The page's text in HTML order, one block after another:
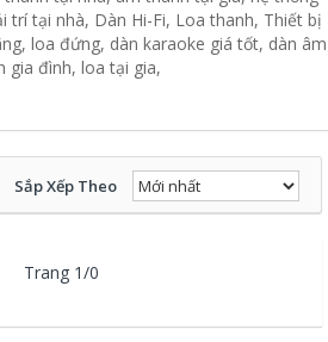
trí tại nhà, Dàn Hi-Fi, Loa thanh, Thiết bị
loa đứng, dàn karaoke giá tốt, dàn âm
gia đình, loa tại gia,
Sắp Xếp Theo
Trang 1/0